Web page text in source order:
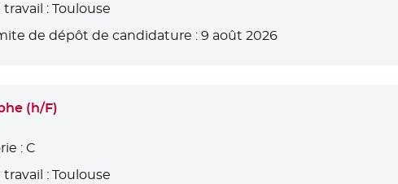
travail :Toulouse
de dépôt de candidature :9 août 2026
(h/F)
: C
travail :Toulouse